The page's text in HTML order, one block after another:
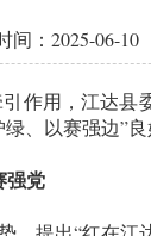
间：2025-06-10
用，江达县
、以赛强边”
党